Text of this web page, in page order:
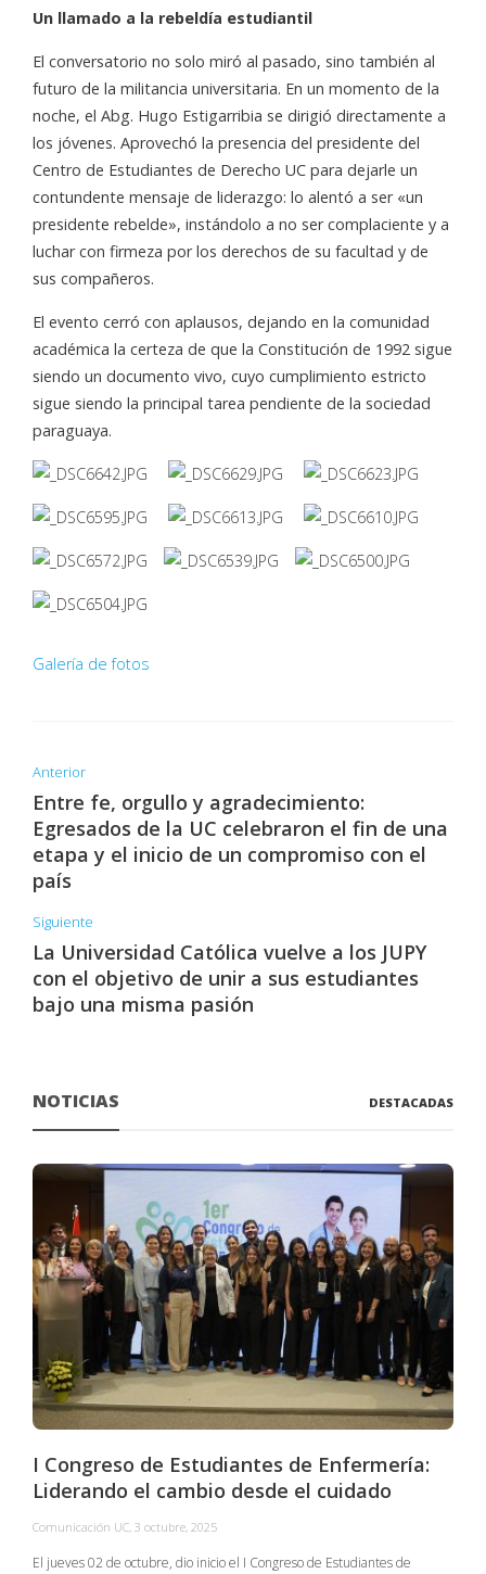
Un llamado a la rebeldía estudiantil
El conversatorio no solo miró al pasado, sino también al
futuro de la militancia universitaria. En un momento de la
noche, el Abg. Hugo Estigarribia se dirigió directamente a
los jóvenes. Aprovechó la presencia del presidente del
Centro de Estudiantes de Derecho UC para dejarle un
contundente mensaje de liderazgo: lo alentó a ser «un
presidente rebelde», instándolo a no ser complaciente y a
luchar con firmeza por los derechos de su facultad y de
sus compañeros.
El evento cerró con aplausos, dejando en la comunidad
académica la certeza de que la Constitución de 1992 sigue
siendo un documento vivo, cuyo cumplimiento estricto
sigue siendo la principal tarea pendiente de la sociedad
paraguaya.
Galería de fotos
Anterior
Entre fe, orgullo y agradecimiento:
Egresados de la UC celebraron el fin de una
etapa y el inicio de un compromiso con el
país
Siguiente
La Universidad Católica vuelve a los JUPY
con el objetivo de unir a sus estudiantes
bajo una misma pasión
NOTICIAS DESTACADAS
I Congreso de Estudiantes de Enfermería:
Liderando el cambio desde el cuidado
Comunicación UC, 3 octubre, 2025
El jueves 02 de octubre, dio inicio el I Congreso de Estudiantes de